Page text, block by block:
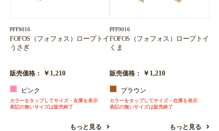
PFF9016
FOFOS（フォフォス）ロープトイ
うさぎ
販売価格： ￥1,210
ピンク
カラーをタップしてサイズ・在庫を表示
表記の無いサイズは販売終了
もっと見る
PFF9016
FOFOS（フォフォス）ロープトイ
くま
販売価格： ￥1,210
ブラウン
カラーをタップしてサイズ・在庫を表示
表記の無いサイズは販売終了
もっと見る